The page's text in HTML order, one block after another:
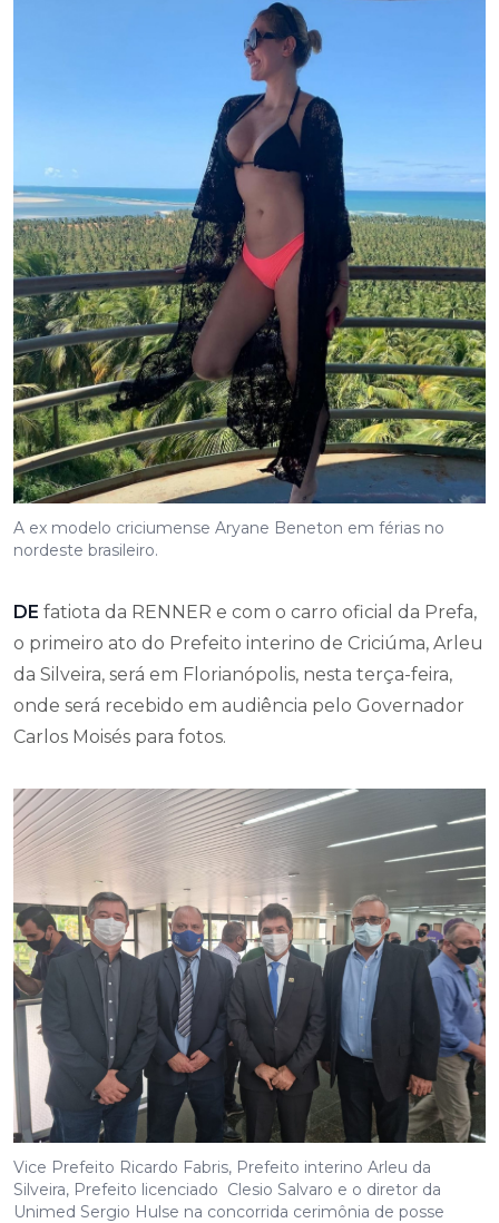
A ex modelo criciumense Aryane Beneton em férias no
nordeste brasileiro.
DE fatiota da RENNER e com o carro oficial da Prefa,
o primeiro ato do Prefeito interino de Criciúma, Arleu
da Silveira, será em Florianópolis, nesta terça-feira,
onde será recebido em audiência pelo Governador
Carlos Moisés para fotos.
Vice Prefeito Ricardo Fabris, Prefeito interino Arleu da
Silveira, Prefeito licenciado Clesio Salvaro e o diretor da
Unimed Sergio Hulse na concorrida cerimônia de posse